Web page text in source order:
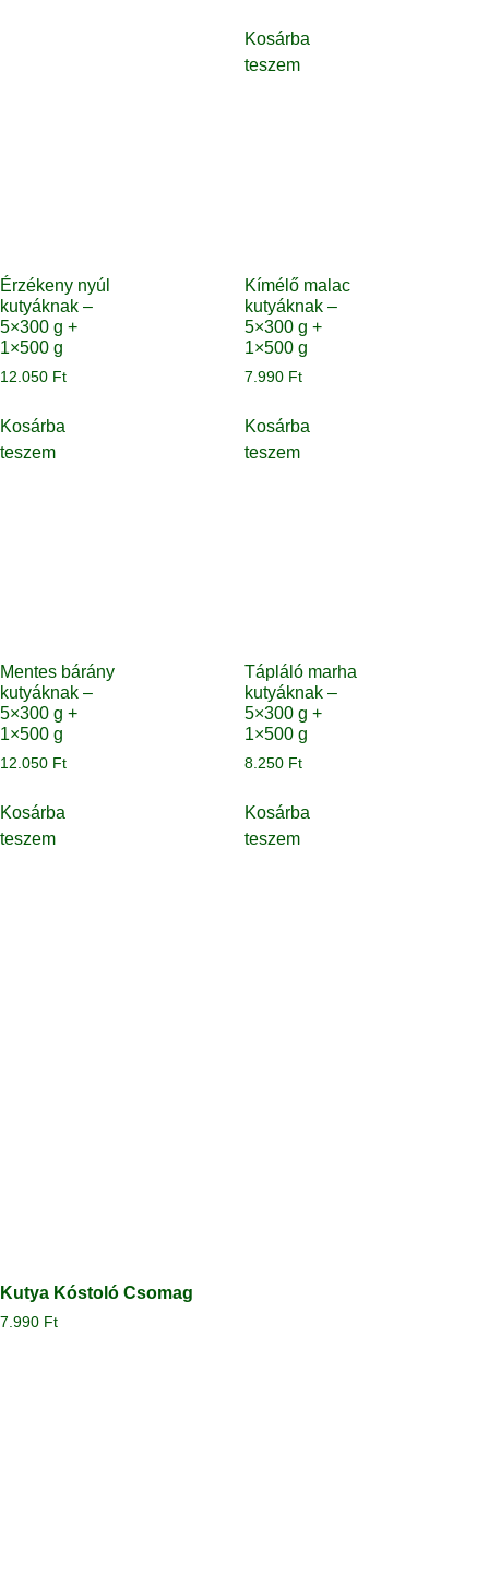
Kosárba
teszem
Érzékeny nyúl
kutyáknak –
5×300 g +
1×500 g
12.050 Ft
Kosárba
teszem
Kímélő malac
kutyáknak –
5×300 g +
1×500 g
7.990 Ft
Kosárba
teszem
Mentes bárány
kutyáknak –
5×300 g +
1×500 g
12.050 Ft
Kosárba
teszem
Tápláló marha
kutyáknak –
5×300 g +
1×500 g
8.250 Ft
Kosárba
teszem
Kutya Kóstoló Csomag
7.990 Ft